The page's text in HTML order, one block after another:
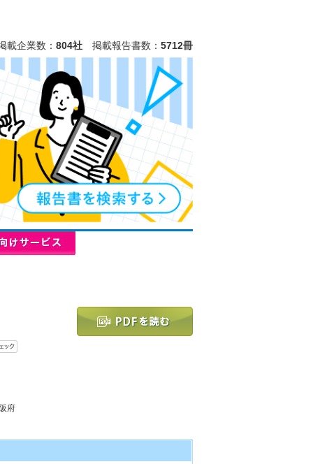
載企業数： 804社 掲載報告書数： 5712冊
府